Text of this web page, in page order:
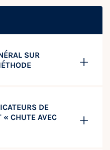
SUR
DE
« CHUTE AVEC